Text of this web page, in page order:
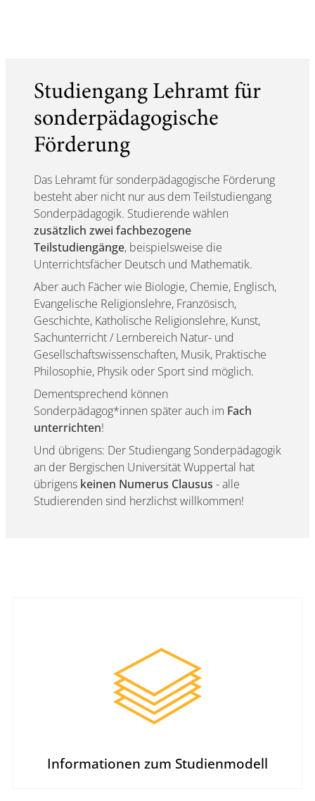
Studiengang Lehramt für
sonderpädagogische
Förderung
Das Lehramt für sonderpädagogische Förderung
besteht aber nicht nur aus dem Teilstudiengang
Sonderpädagogik. Studierende wählen
zusätzlich zwei fachbezogene
Teilstudiengänge, beispielsweise die
Unterrichtsfächer Deutsch und Mathematik.
Aber auch Fächer wie Biologie, Chemie, Englisch,
Evangelische Religionslehre, Französisch,
Geschichte, Katholische Religionslehre, Kunst,
Sachunterricht / Lernbereich Natur- und
Gesellschaftswissenschaften, Musik, Praktische
Philosophie, Physik oder Sport sind möglich.
Dementsprechend können
Sonderpädagog*innen später auch im Fach
unterrichten!
Und übrigens: Der Studiengang Sonderpädagogik
an der Bergischen Universität Wuppertal hat
übrigens keinen Numerus Clausus - alle
Studierenden sind herzlichst willkommen!
Informationen zum Studienmodell